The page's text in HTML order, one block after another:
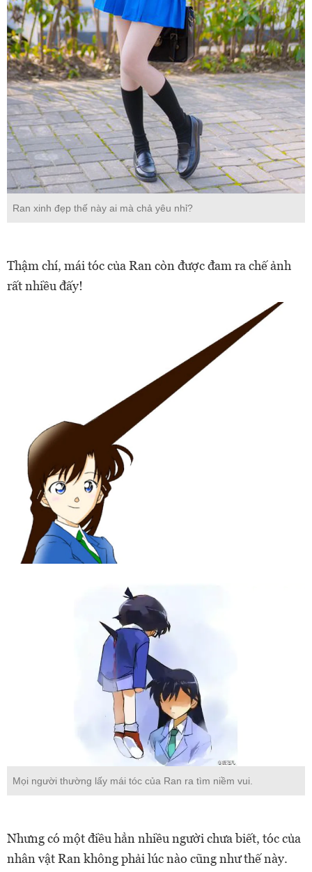
Ran xinh đẹp thế này ai mà chả yêu nhỉ?
Thậm chí, mái tóc của Ran còn được đam ra chế ảnh
rất nhiều đấy!
Mọi người thường lấy mái tóc của Ran ra tìm niềm vui.
Nhưng có một điều hẳn nhiều người chưa biết, tóc của
nhân vật Ran không phải lúc nào cũng như thế này.